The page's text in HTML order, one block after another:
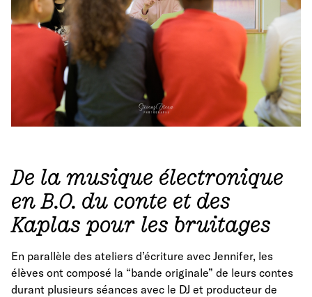
De la musique électronique
en B.O. du conte et des
Kaplas pour les bruitages
En parallèle des ateliers d’écriture avec Jennifer, les
élèves ont composé la “bande originale” de leurs contes
durant plusieurs séances avec le DJ et producteur de